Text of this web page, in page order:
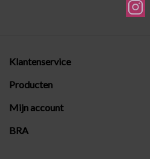
Klantenservice
Producten
Mijn account
BRA